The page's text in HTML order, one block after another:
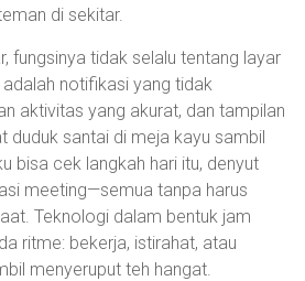
di sekitar.
fungsinya tidak selalu tentang layar
adalah notifikasi yang tidak
aktivitas yang akurat, dan tampilan
duduk santai di meja kayu sambil
bisa cek langkah hari itu, denyut
meeting—semua tanpa harus
Teknologi dalam bentuk jam
ritme: bekerja, istirahat, atau
menyeruput teh hangat.